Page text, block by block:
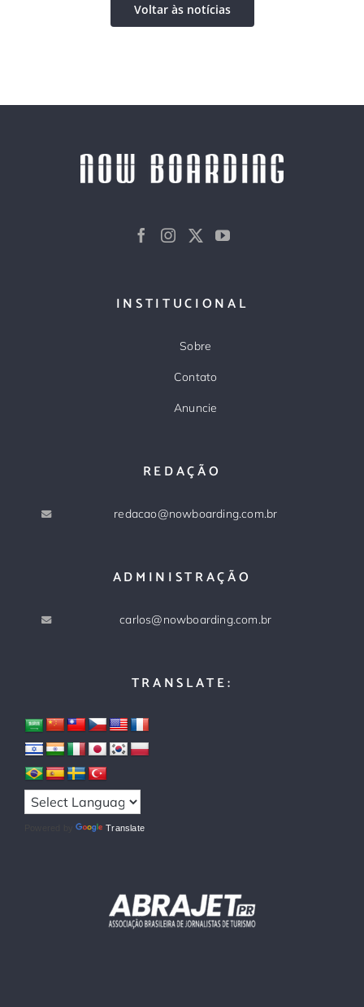
Voltar às notícias
INSTITUCIONAL
Sobre
Contato
Anuncie
REDAÇÃO
redacao@nowboarding.com.br
ADMINISTRAÇÃO
carlos@nowboarding.com.br
TRANSLATE:
Powered by Translate